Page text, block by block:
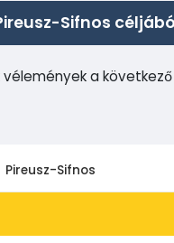
Sifnos
a
Pireusz-Sifnos